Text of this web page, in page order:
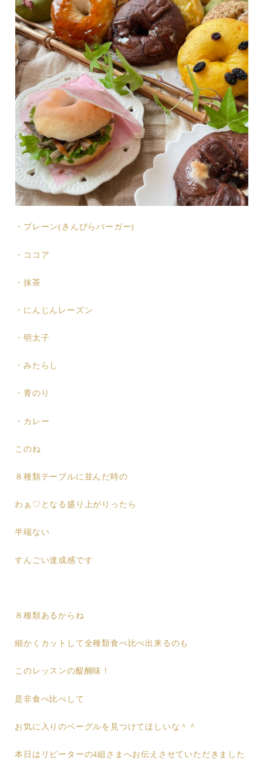
・プレーン(きんぴらバーガー)
・ココア
・抹茶
・にんじんレーズン
・明太子
・みたらし
・青のり
・カレー
このね
８種類テーブルに並んだ時の
わぁ♡となる盛り上がりったら
半端ない
すんごい達成感です
８種類あるからね
細かくカットして全種類食べ比べ出来るのも
このレッスンの醍醐味！
是非食べ比べして
お気に入りのベーグルを見つけてほしいな＾＾
本日はリピーターの4組さまへお伝えさせていただきました